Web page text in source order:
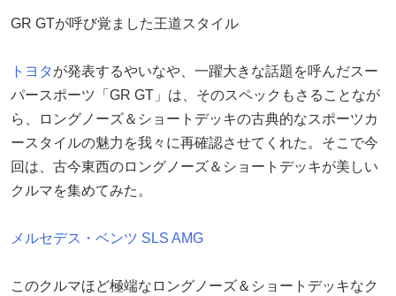
GR GTが呼び覚ました王道スタイル
トヨタ が発表するやいなや、一躍大きな話題を呼んだスー
パースポーツ「GR GT」は、そのスペックもさることなが
ら、ロングノーズ＆ショートデッキの古典的なスポーツカ
ースタイルの魅力を我々に再確認させてくれた。そこで今
回は、古今東西のロングノーズ＆ショートデッキが美しい
クルマを集めてみた。
メルセデス・ベンツ SLS AMG
このクルマほど極端なロングノーズ＆ショートデッキなク